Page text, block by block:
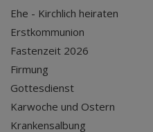
Ehe - Kirchlich heiraten
Erstkommunion
Fastenzeit 2026
Firmung
Gottesdienst
Karwoche und Ostern
Krankensalbung